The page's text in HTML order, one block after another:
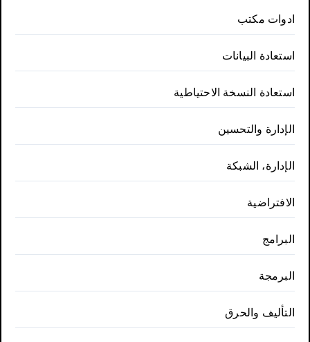
ادوات مكتب
استعادة البيانات
استعادة النسخة الاحتياطية
الإدارة والتحسين
الإدارة، الشبكة
الافتراضية
البرامج
البرمجة
التأليف والحرق